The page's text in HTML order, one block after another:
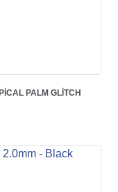
PALM GLITCH